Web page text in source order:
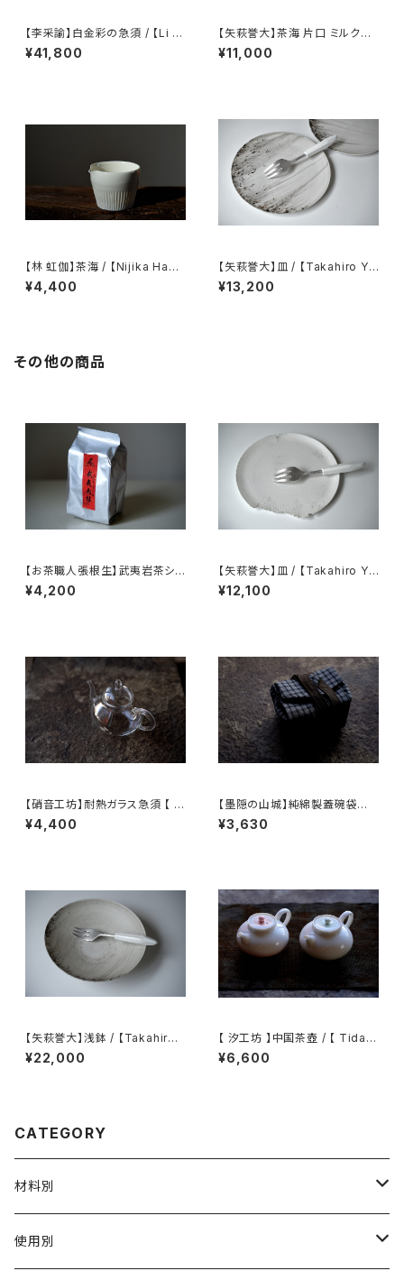
【李采諭】白金彩の急須 / 【Li C
aiyu】Platinum Decoration t
eapot
¥41,800
【矢萩誉大】茶海 片口 ミルクピ
ッチャー / 【Takahiro Yahagi】
Fair cup Katakuchi Milk pit
¥11,000
【林 虹伽】茶海 / 【Nijika Haya
shi 】tea pitcher
¥4,400
【矢萩誉大】皿 / 【Takahiro Ya
hagi】plate
¥13,200
その他の商品
【お茶職人張根生】武夷岩茶シリ
¥4,200
【矢萩誉大】皿 / 【Takahiro Ya
hagi】plate
¥12,100
【硝音工坊】耐熱ガラス急須 【 S
hione Studio】Borosilicate
glass teapot
¥4,400
【墨隠の山城】純綿製蓋碗袋内【
【 墨隐の山城 】香雲紗 植物染
仕覆 めカップ袋 【 Ink & Moun
¥3,630
【矢萩誉大】浅鉢 / 【Takahiro
Yahagi】Shallow bowl
¥22,000
【 汐工坊 】中国茶壺 / 【 Tidal
Atelier 】Chinese teapot
¥6,600
CATEGORY
材料別
陶磁器
使用別